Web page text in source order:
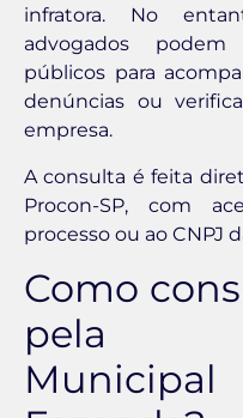
infratora. No
advogados podem
públicos para
denúncias ou
empresa.
A consulta é feita
Procon-SP, com
processo ou ao CNPJ
Como
pela